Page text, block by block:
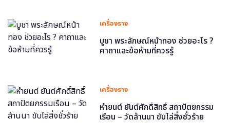
เครื่องราง
บูชา พระลักษณ์หน้าทอง ช่วยอะไร ?
คาถาและข้อห้ามที่ควรรู้
เครื่องราง
หำยนต์ ยันต์ศักดิ์สิทธิ์ สถาปัตยกรรม
เรือน – วัดล้านนา ขับไล่สิ่งชั่วร้าย